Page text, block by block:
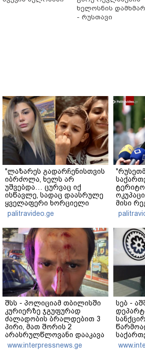
ხელოსნის
- რუსთავი
"ლაზარეს გადარჩენისთვის
იბრძოლა, ხელს არ
უშვებდა… ცურვაც იქ
ისწავლე, სადაც დაასრულე
ყველაფერი ხორციელი
ცხოვრებიდან" – რას წერს
ხობში დაღუპული დედა-
შვილის ახლობელი?
palitravideo.ge
მისი
შსს - პოლიციამ თბილისში
კურიერზე ჯგუფურად
ძალადობის ბრალდებით 3
პირი, მათ შორის 2
არასრულწლოვანი დააკავა
- კიდევ 2 პირის დაკავების
მიზნით კი შესაბამისი
www.interpressnews.ge
სებ -